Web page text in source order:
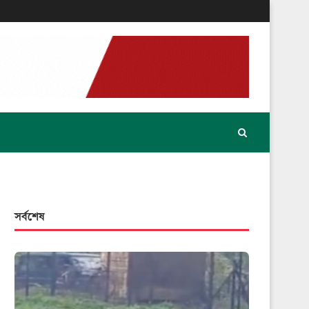
সর্বশেষ